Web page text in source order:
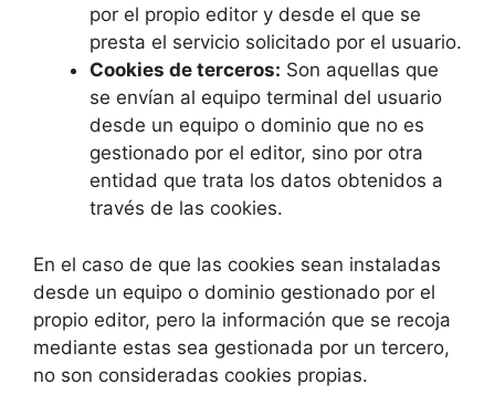
por el propio editor y desde el que se
presta el servicio solicitado por el usuario.
Cookies de terceros: Son aquellas que
se envían al equipo terminal del usuario
desde un equipo o dominio que no es
gestionado por el editor, sino por otra
entidad que trata los datos obtenidos a
través de las cookies.
En el caso de que las cookies sean instaladas
desde un equipo o dominio gestionado por el
propio editor, pero la información que se recoja
mediante estas sea gestionada por un tercero,
no son consideradas cookies propias.